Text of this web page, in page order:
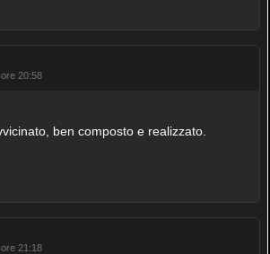
20:58
ben composto e realizzato.
21:18